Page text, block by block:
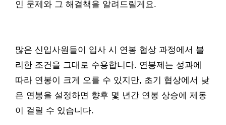
인 문제와 그 해결책을 알려드릴게요.
많은 신입사원들이 입사 시 연봉 협상 과정에서 불
리한 조건을 그대로 수용합니다. 연봉제는 성과에
따라 연봉이 크게 오를 수 있지만, 초기 협상에서 낮
은 연봉을 설정하면 향후 몇 년간 연봉 상승에 제동
이 걸릴 수 있습니다.